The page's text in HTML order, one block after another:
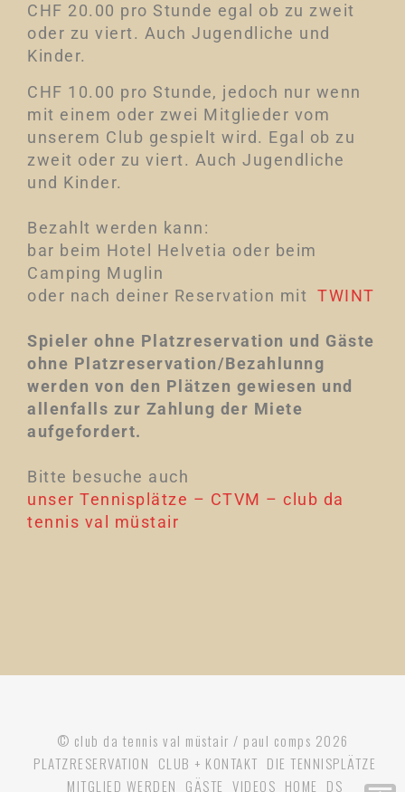
CHF 20.00 pro Stunde egal ob zu zweit
oder zu viert. Auch Jugendliche und
Kinder.
CHF 10.00 pro Stunde, jedoch nur wenn
mit einem oder zwei Mitglieder vom
unserem Club gespielt wird. Egal ob zu
zweit oder zu viert. Auch Jugendliche
und Kinder.
Bezahlt werden kann:
bar beim Hotel Helvetia oder beim
Camping Muglin
oder nach deiner Reservation mit TWINT
Spieler ohne Platzreservation und Gäste
ohne Platzreservation/Bezahlunng
werden von den Plätzen gewiesen und
allenfalls zur Zahlung der Miete
aufgefordert.
Bitte besuche auch
unser Tennisplätze – CTVM – club da
tennis val müstair
© club da tennis val müstair / paul comps 2026
PLATZRESERVATION CLUB + KONTAKT DIE TENNISPLÄTZE
MITGLIED WERDEN GÄSTE VIDEOS HOME DS